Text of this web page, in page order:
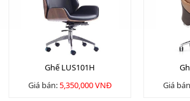
Ghế LUS101H
Giá bán:5,350,000 VNĐ
Giá